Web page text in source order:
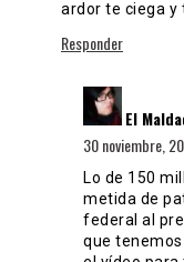
ardor te ciega y
Responder
El
30 noviembre,
Lo de 150
metida de
federal al
que tenemos